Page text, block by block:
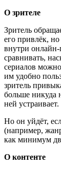
О зрителе
Зритель
его привлёк,
внутри
сравнивать,
сериалов
им удобно
зритель
больше никуда
ней устраивает.
Но он уйдёт,
(например,
как минимум
О контенте